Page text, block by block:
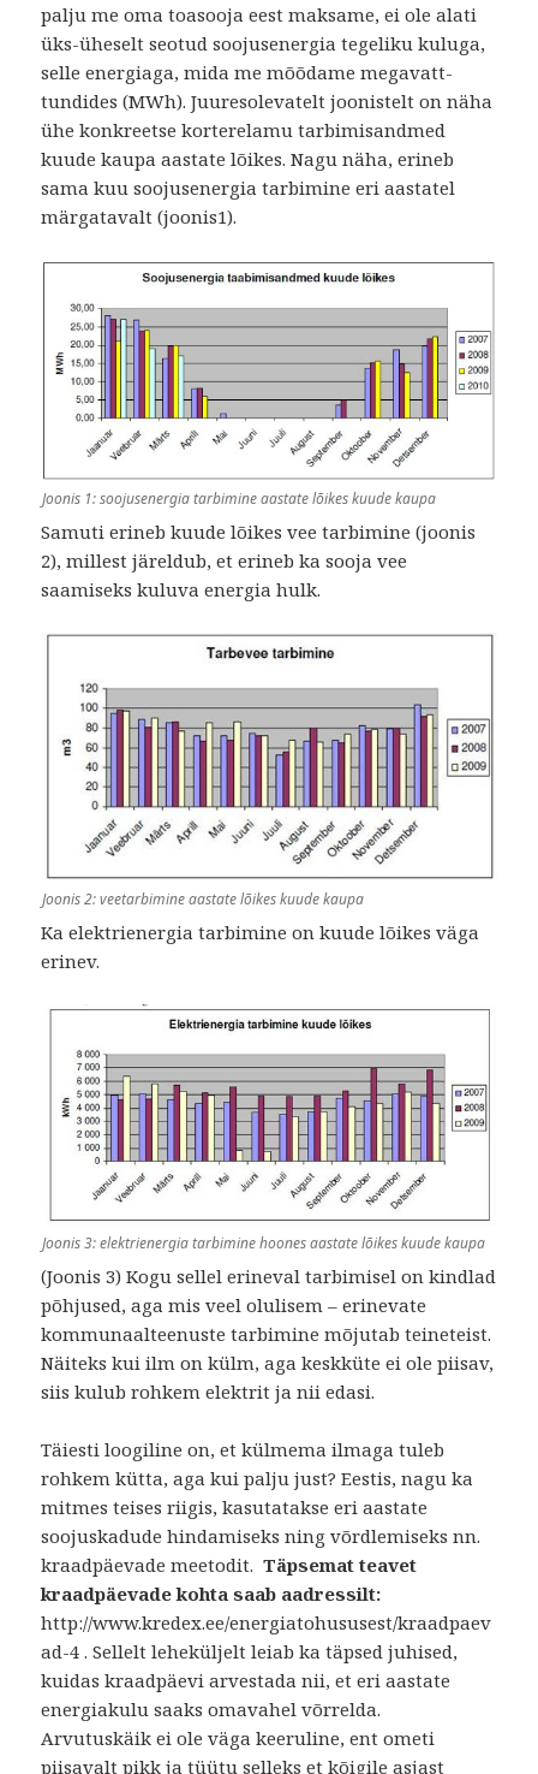
palju me oma toasooja eest maksame, ei ole alati
üks-üheselt seotud soojusenergia tegeliku kuluga,
selle energiaga, mida me mõõdame megavatt-
tundides (MWh). Juuresolevatelt joonistelt on näha
ühe konkreetse korterelamu tarbimisandmed
kuude kaupa aastate lõikes. Nagu näha, erineb
sama kuu soojusenergia tarbimine eri aastatel
märgatavalt (joonis1).
Joonis 1: soojusenergia tarbimine aastate lõikes kuude kaupa
Samuti erineb kuude lõikes vee tarbimine (joonis
2), millest järeldub, et erineb ka sooja vee
saamiseks kuluva energia hulk.
Joonis 2: veetarbimine aastate lõikes kuude kaupa
Ka elektrienergia tarbimine on kuude lõikes väga
erinev.
Joonis 3: elektrienergia tarbimine hoones aastate lõikes kuude kaupa
(Joonis 3) Kogu sellel erineval tarbimisel on kindlad
põhjused, aga mis veel olulisem – erinevate
kommunaalteenuste tarbimine mõjutab teineteist.
Näiteks kui ilm on külm, aga keskküte ei ole piisav,
siis kulub rohkem elektrit ja nii edasi.
Täiesti loogiline on, et külmema ilmaga tuleb
rohkem kütta, aga kui palju just? Eestis, nagu ka
mitmes teises riigis, kasutatakse eri aastate
soojuskadude hindamiseks ning võrdlemiseks nn.
kraadpäevade meetodit.Täpsemat teavet
kraadpäevade kohta saab aadressilt:
http://www.kredex.ee/energiatohususest/kraadpaev
ad-4 . Sellelt leheküljelt leiab ka täpsed juhised,
kuidas kraadpäevi arvestada nii, et eri aastate
energiakulu saaks omavahel võrrelda.
Arvutuskäik ei ole väga keeruline, ent ometi
piisavalt pikk ja tüütu selleks et kõigile asjast